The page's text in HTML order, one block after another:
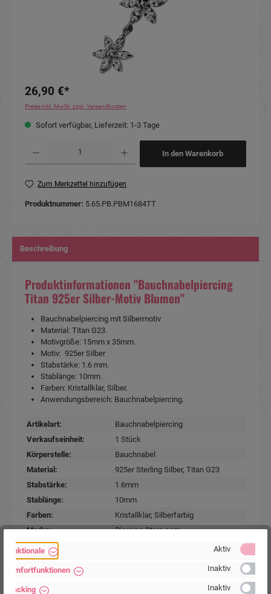
26,90 €*
Preise inkl. MwSt. zzgl. Versandkosten
Sofort verfügbar, Lieferzeit: 1-3 Tage
In den Warenkorb
Zum Merkzettel hinzufügen
Produktnummer: 5.65.PB.PBM1684TT
Beschreibung
Produktinformationen "Bauchnabelpiercing
Titan 925er Silber-Motiv Blumen"
Bauchnabelpiercing mit Silbermotiv
Material: Titan G23.
Motivgröße: 15mm x 35mm.
Motiv: 925er Silber
Stabstärke: 1.6 mm.
Stablänge: 10mm.
Farben: Kristallklar, Silber.
Anwendungsbereich: Bauchnabelpiercing.
Artikelart:
Bauchnabelpiercing
Verkaufseinheit:
1 Stück
Körperstelle:
Bauchnabel
Material:
925er Sterling Silber, Titan G23
Stabstärke:
1.6mm
Stablänge:
10mm
Farben:
Kristallklar, Silberfarbig
Marke:
Piercing-Store.com
Hersteller:
Michael Jakob, Piercing-Store.com,
Funktionale Aktiv
Komfortfunktionen Inaktiv
Tracking Inaktiv